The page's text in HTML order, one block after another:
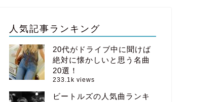
人気記事ランキング
20代がドライブ中に聞けば
絶対に懐かしいと思う名曲
20選！
233.1k views
ビートルズの人気曲ランキ